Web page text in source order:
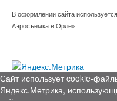
В оформлении сайта
Аэросъемка в Орле»
Сайт использует cookie-
Яндекс.Метрика,